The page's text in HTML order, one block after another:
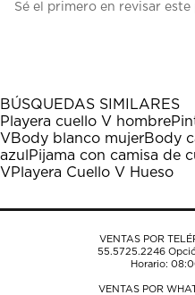
para
1
estrella
Esta
acción
abrirá
el
de
para
estrellas.
Esta
acción
abrirá
el
de
para
estrellas.
Esta
acción
abrirá
el
de
para
estrellas.
Esta
acción
abrirá
el
de
para
estrellas.
Esta
acción
abrirá
el
de
Sé el primero en revisar
BÚSQUEDAS SIMILARES
Playera cuello V hombre
VBody blanco mujerBody
azul Pijama con camisa de
VPlayera Cuello V Hueso
VENTAS POR
55.5725.2246
Horario:
VENTAS POR